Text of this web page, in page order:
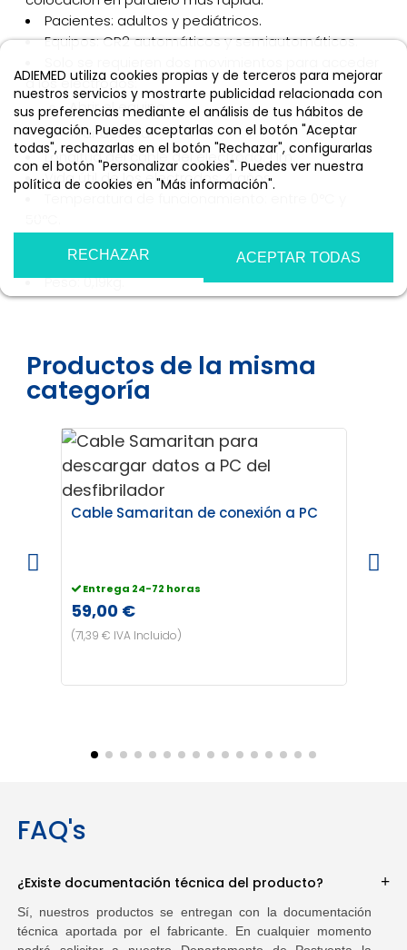
ADIEMED utiliza cookies propias y de terceros para mejorar
nuestros servicios y mostrarte publicidad relacionada con
sus preferencias mediante el análisis de tus hábitos de
navegación. Puedes aceptarlas con el botón "Aceptar
todas", rechazarlas en el botón "Rechazar", configurarlas
con el botón "Personalizar cookies". Puedes ver nuestra
política de cookies en "Más información".
RECHAZAR ACEPTAR TODAS
Pacientes: adultos y pediátricos.
Equipos: CR2 automáticos y semiautomáticos.
a los electrodos:
Abrir el equipo
Tirar del asa
Longitud del cable del electrodo: 1.1m.
Vida útil de los electrodos: 4 años.
Peso: 0,19kg.
Productos de la misma
categoría
Cable Samaritan de conexión a PC
Entrega 24-72 horas
59,00 €
(71,39 € IVA Incluido)
FAQ's
¿Existe documentación técnica del producto?
Sí, nuestros productos se entregan con la documentación
técnica aportada por el fabricante. En cualquier momento